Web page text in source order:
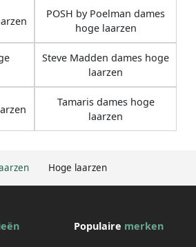
Hoge laarzen
POSH by Poelman dames
hoge laarzen
Steve Madden dames hoge
laarzen
Tamaris dames hoge
laarzen
Populaire merken